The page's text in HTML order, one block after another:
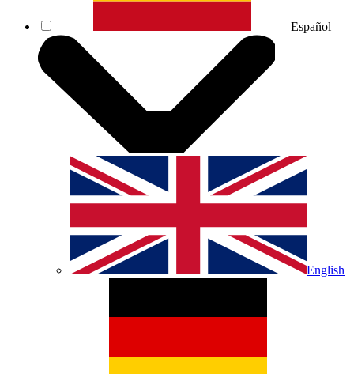
Español
English